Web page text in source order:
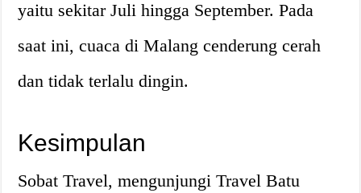
yaitu sekitar Juli hingga September. Pada
saat ini, cuaca di Malang cenderung cerah
dan tidak terlalu dingin.
Kesimpulan
Sobat Travel, mengunjungi Travel Batu